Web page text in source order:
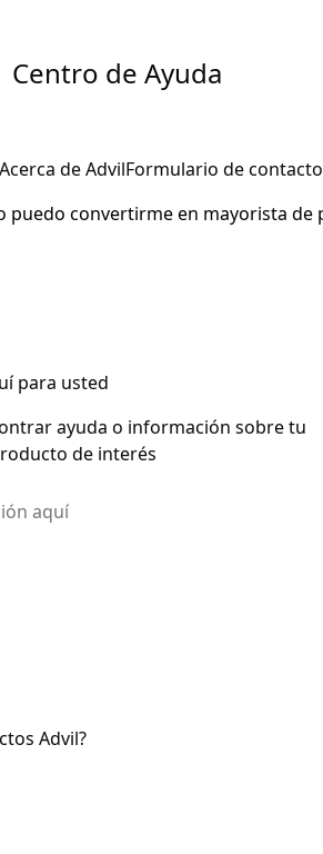
Centro de Ayuda
Acerca de AdvilFormulario de contacto
para usted
ayuda o información sobre tu
de interés
Advil?